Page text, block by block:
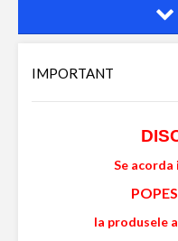
IMPORTANT
Se acorda
la produsele